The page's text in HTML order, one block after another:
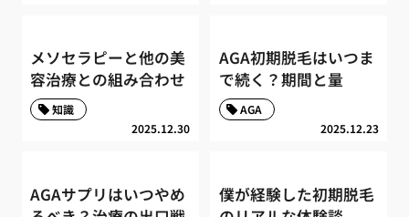
メソセラピーと他の美
容治療との組み合わせ
2025.12.30
知識
AGA初期脱毛はいつま
で続く？期間と量
2025.12.23
AGA
AGAサプリはいつやめ
僕が経験した初期脱毛